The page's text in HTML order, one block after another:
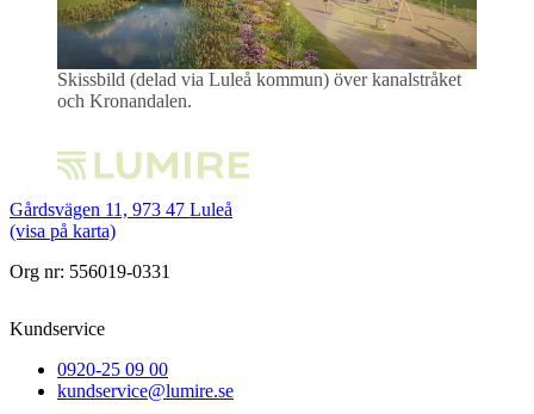
Skissbild (delad via Luleå kommun) över kanalstråket
och Kronandalen.
Gårdsvägen 11, 973 47 Luleå
(visa på karta)
Org nr: 556019-0331
Kundservice
0920-25 09 00
kundservice@lumire.se